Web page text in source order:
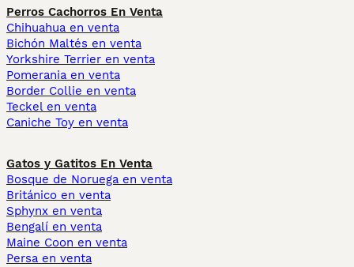
Perros Cachorros En Venta
Chihuahua en venta
Bichón Maltés en venta
Yorkshire Terrier en venta
Pomerania en venta
Border Collie en venta
Teckel en venta
Caniche Toy en venta
Gatos y Gatitos En Venta
Bosque de Noruega en venta
Británico en venta
Sphynx en venta
Bengalí en venta
Maine Coon en venta
Persa en venta